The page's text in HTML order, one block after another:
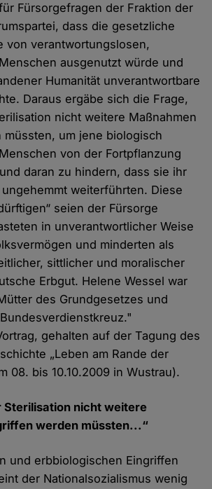
Fürsorgefragen der Fraktion der
dass die gesetzliche
von verantwortungslosen,
ausgenutzt würde und
Humanität unverantwortbare
Daraus ergäbe sich die Frage,
nicht weitere Maßnahmen
um jene biologisch
von der Fortpflanzung
daran zu hindern, dass sie ihr
weiterführten. Diese
seien der Fürsorge
in unverantwortlicher Weise
und minderten als
sittlicher und moralischer
Erbgut. Helene Wessel war
des Grundgesetzes und
gehalten auf der Tagung des
„Leben am Rande der
08. bis 10.10.2009 in Wustrau).
Sterilisation nicht weitere
werden müssten...“
und erbbiologischen Eingriffen
der Nationalsozialismus wenig